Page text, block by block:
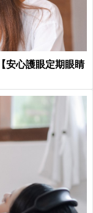
安心護眼定期眼睛